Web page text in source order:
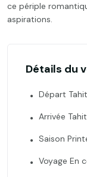
ce périple
aspirations.
Détails du
Départ
Arrivée
Saison
Voyage En